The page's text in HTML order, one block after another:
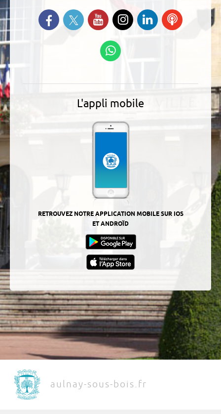
Retrouvez-nous sur Facebook
Suivez-nous sur Twitter
Suivez-nous sur YouTube
Suivez-nous sur
Instagram
Retrouvez-
nous sur
Ecoutez
L'appli mobile
RETROUVEZ NOTRE APPLICATION MOBILE SUR IOS
ET ANDROÏD
aulnay-sous-bois.fr